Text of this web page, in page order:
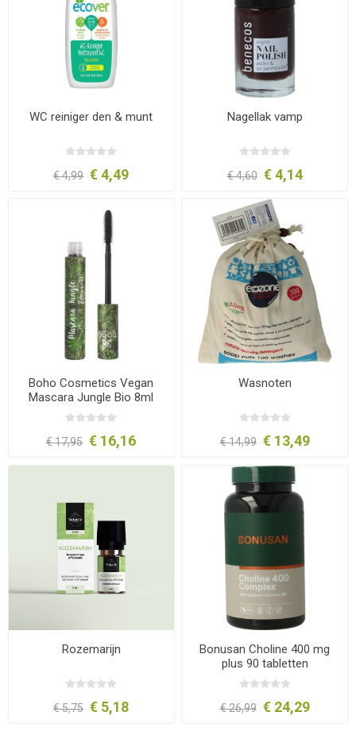
WC reiniger den & munt
€ 4,99 € 4,49
Nagellak vamp
€ 4,60 € 4,14
Boho Cosmetics Vegan
Mascara Jungle Bio 8ml
€ 17,95 € 16,16
Wasnoten
€ 14,99 € 13,49
Rozemarijn
€ 5,75 € 5,18
Bonusan Choline 400 mg
plus 90 tabletten
€ 26,99 € 24,29